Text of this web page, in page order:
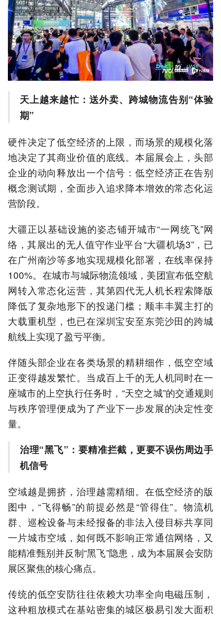
天上越来越忙：送外卖、跨城物流告别“体验
期”
硬件决定了低空经济的上限，而场景的规模化落
地决定了其商业价值的底线。本届展会上，头部
企业的动向释放出一个信号：低空经济正在告别
概念测试期，全面步入追求降本增效的常态化运
营阶段。
大疆正以基础设施的姿态铺开城市“一网统飞”网
络，其展出的无人值守作业平台“大疆机场3”，已
在广州南沙等多地实现规模化部署，在线率保持
100%。在城市与城际物流领域，美团宣布低空航
网转入常态化运营，其第四代无人机长程索降版
降低了复杂地形下的投递门槛；顺丰丰翼主打的
大载重机型，也已在深圳宝安至东莞沙田的跨城
航线上实现了盈亏平衡。
伴随头部企业在各类场景的精耕细作，低空空域
正变得越发繁忙。当成百上千的无人机同时在一
座城市的上空执行任务时，“天空之城”的交通规则
与秩序管理便成为了产业下一步发展的决定性变
量。
治理“黑飞”：要精准拦截，更要不误伤周边手
机信号
空域越是拥挤，治理越需精细。在低空经济的版
图中，“飞得畅”的前提必然是“管得住”。物流机
群、巡检设备与未经报备的非法入侵目标共享同
一片城市空域，如何既不影响正常通信网络，又
能精准甄别并反制“黑飞”隐患，成为本届展会安防
展区聚焦的核心痛点。
传统的低空安防往往依赖大功率全向电磁压制，
这种粗放模式在基站密集的城区极易引发大面积